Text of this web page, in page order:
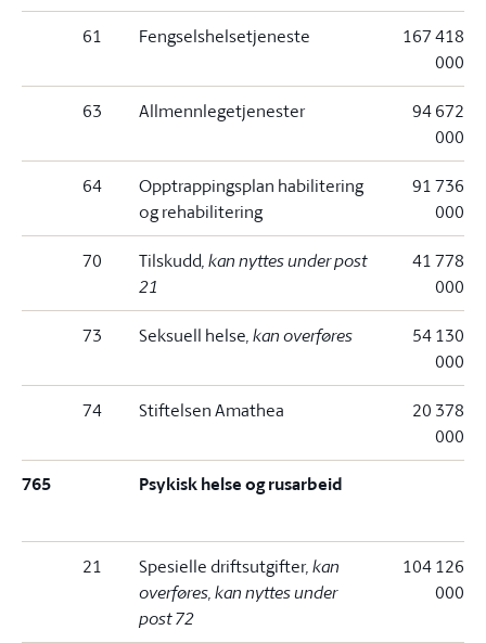
61 Fengselshelsetjeneste
167 418
000
63 Allmennlegetjenester
94 672
000
64
Opptrappingsplan habilitering
og rehabilitering
91 736
000
70 Tilskudd, kan nyttes under post
21
41 778
000
73 Seksuell helse, kan overføres
54 130
000
74 Stiftelsen Amathea
20 378
000
765 Psykisk helse og rusarbeid
21 Spesielle driftsutgifter, kan
overføres, kan nyttes under
post 72
104 126
000